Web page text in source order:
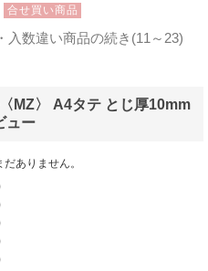
合せ買い商品
入数違い商品の続き(11～23)
MZ〉 A4タテ とじ厚10mm
ュー
ありません。